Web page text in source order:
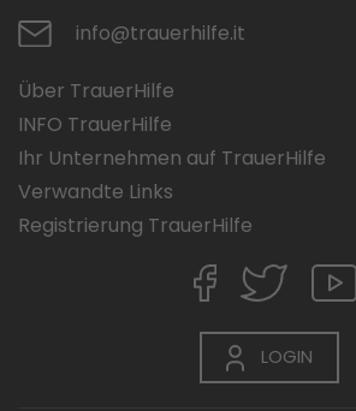
info@trauerhilfe.it
Über TrauerHilfe
INFO TrauerHilfe
Ihr Unternehmen auf TrauerHilfe
Verwandte Links
Registrierung TrauerHilfe
LOGIN